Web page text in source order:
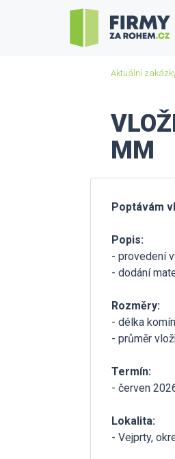
Aktuální
MM
Poptávám
Popis:
- provedení
- dodání
Rozměry:
- délka
- průměr
Termín:
- červen
Lokalita:
- Vejprty,